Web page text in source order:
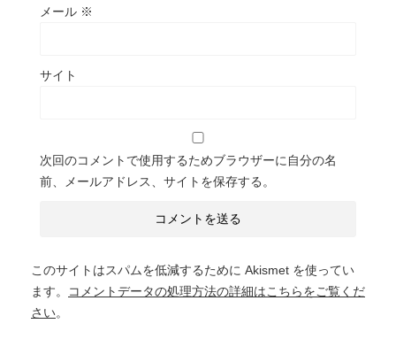
メール ※
サイト
次回のコメントで使用するためブラウザーに自分の名
前、メールアドレス、サイトを保存する。
このサイトはスパムを低減するために Akismet を使ってい
ます。
コメントデータの処理方法の詳細はこちらをご覧くだ
さい。